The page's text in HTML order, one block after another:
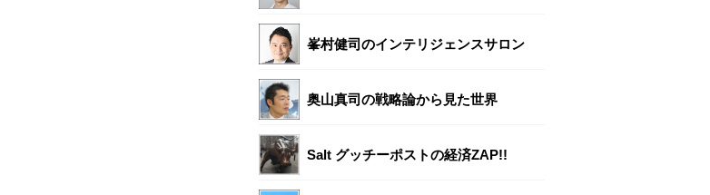
峯村健司のインテリジェンスサロン
奥山真司の戦略論から見た世界
Salt グッチーポストの経済ZAP!!